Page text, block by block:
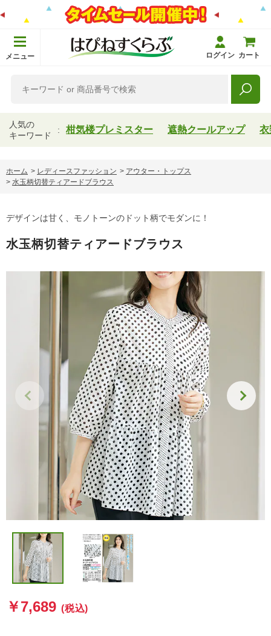
メニュー ログイン カート
人気の
キーワード
柑気楼プレミスター 遮熱クールアップ 衣
ホーム > レディースファッション > アウター・トップス
> 水玉柄切替ティアードブラウス
デザインは甘く、モノトーンのドット柄でモダンに！
水玉柄切替ティアードブラウス
￥7,689 (税込)